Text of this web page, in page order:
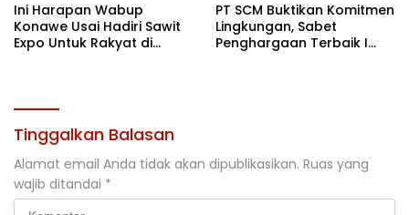
Ini Harapan Wabup
Konawe Usai Hadiri Sawit
Expo Untuk Rakyat di
PT SCM Buktikan Komitmen
Lingkungan, Sabet
Penghargaan Terbaik I
Tinggalkan Balasan
Alamat email Anda tidak akan dipublikasikan. Ruas yang
wajib ditandai *